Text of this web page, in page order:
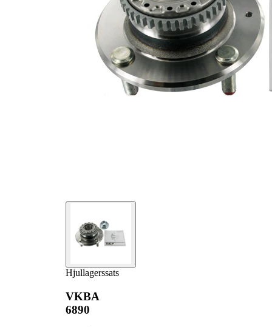
Hjullagerssats
VKBA
6890
Mutter
SKF04591 1